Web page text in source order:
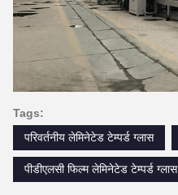
Tags:
परिवर्तनीय लेमिनेटेड टेम्पर्ड ग्लास
पीडीएलसी फिल्म लेमिनेटेड टेम्पर्ड ग्लास